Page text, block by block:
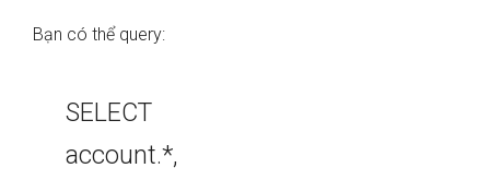
Bạn có thể query:
SELECT
account.*,